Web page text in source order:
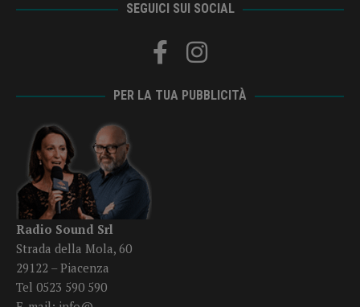
SEGUICI SUI SOCIAL
PER LA TUA PUBBLICITÀ
Radio Sound Srl
Strada della Mola, 60
29122 – Piacenza
Tel 0523 590 590